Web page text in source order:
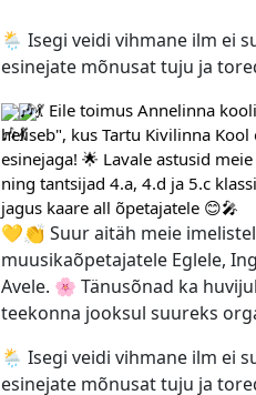
🌦️ Isegi veidi vihmane ilm ei
esinejate mõnusat tuju ja
🎶💃 Eile toimus Annelinna
heliseb", kus Tartu Kivilinna
esinejaga! 🌟 Lavale astusid
ning tantsijad 4.a, 4.d ja 5.c
jagus kaare all õpetajatele 😊🎤
💛👏 Suur aitäh meie
muusikaõpetajatele Eglele,
Avele. 🌸 Tänusõnad ka
teekonna jooksul suureks
🌦️ Isegi veidi vihmane ilm ei
esinejate mõnusat tuju ja